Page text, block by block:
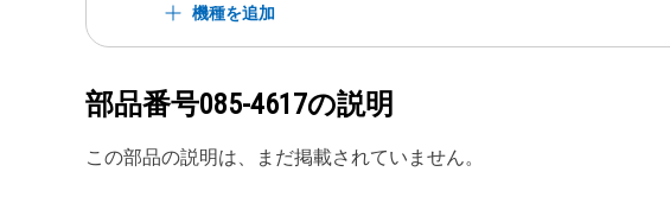
機種を追加
部品番号085-4617の説明
この部品の説明は、まだ掲載されていません。